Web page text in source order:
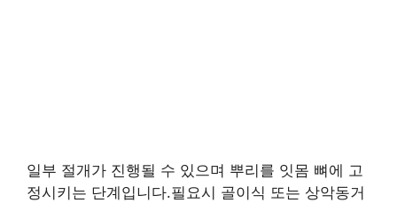
일부 절개가 진행될 수 있으며 뿌리를 잇몸 뼈에 고
정시키는 단계입니다.필요시 골이식 또는 상악동거